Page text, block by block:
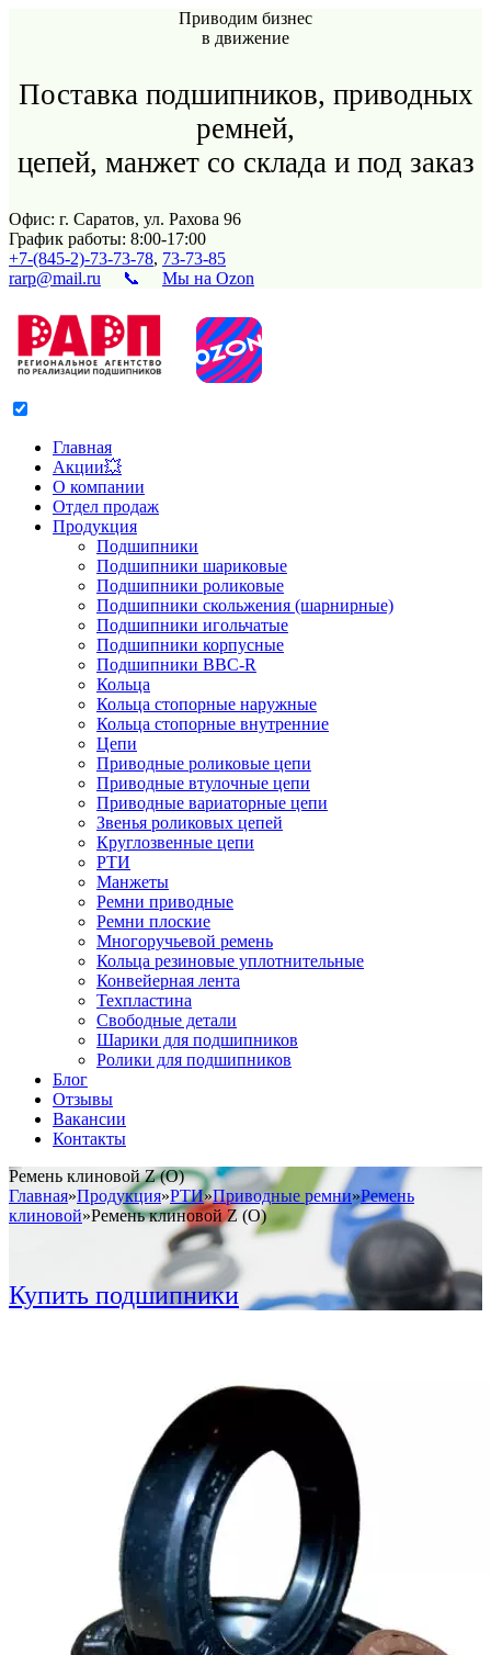
Приводим бизнес
в движение
Поставка подшипников, приводных
ремней,
цепей, манжет со склада и под заказ
Офис: г. Саратов, ул. Рахова 96
График работы: 8:00-17:00
+7-(845-2)-73-73-78, 73-73-85
rarp@mail.ru
📞 Мы на Ozon
Главная
Акции💥
О компании
Отдел продаж
Продукция
Подшипники
Подшипники шариковые
Подшипники роликовые
Подшипники скольжения (шарнирные)
Подшипники игольчатые
Подшипники корпусные
Подшипники BBC-R
Кольца
Кольца стопорные наружные
Кольца стопорные внутренние
Цепи
Приводные роликовые цепи
Приводные втулочные цепи
Приводные вариаторные цепи
Звенья роликовых цепей
Круглозвенные цепи
РТИ
Манжеты
Ремни приводные
Ремни плоские
Многоручьевой ремень
Кольца резиновые уплотнительные
Конвейерная лента
Техпластина
Свободные детали
Шарики для подшипников
Ролики для подшипников
Блог
Отзывы
Вакансии
Контакты
Ремень клиновой Z (O)
Главная»Продукция»РТИ»Приводные ремни»Ремень
клиновой»Ремень клиновой Z (O)
Купить подшипники